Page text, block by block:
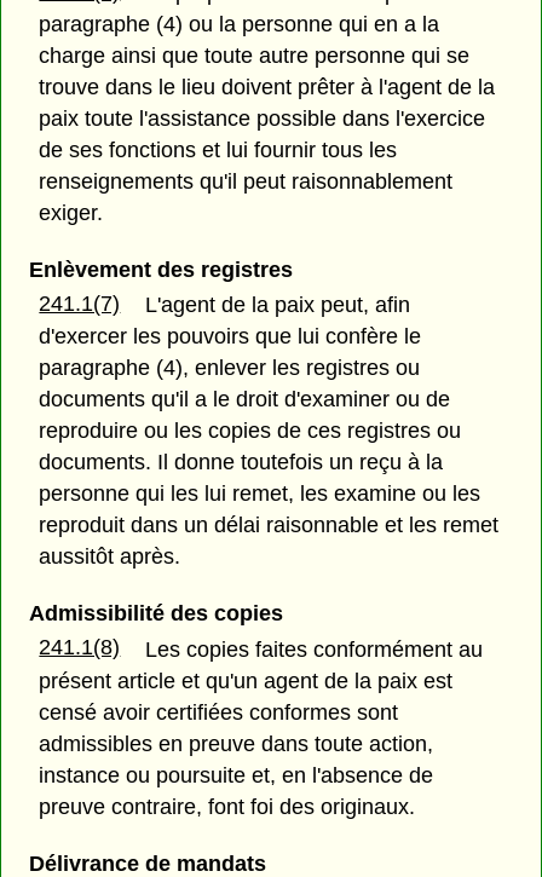
paragraphe (4) ou la personne qui en a la
charge ainsi que toute autre personne qui se
trouve dans le lieu doivent prêter à l'agent de la
paix toute l'assistance possible dans l'exercice
de ses fonctions et lui fournir tous les
renseignements qu'il peut raisonnablement
exiger.
Enlèvement des registres
241.1(7)
L'agent de la paix peut, afin
d'exercer les pouvoirs que lui confère le
paragraphe (4), enlever les registres ou
documents qu'il a le droit d'examiner ou de
reproduire ou les copies de ces registres ou
documents. Il donne toutefois un reçu à la
personne qui les lui remet, les examine ou les
reproduit dans un délai raisonnable et les remet
aussitôt après.
Admissibilité des copies
241.1(8)
Les copies faites conformément au
présent article et qu'un agent de la paix est
censé avoir certifiées conformes sont
admissibles en preuve dans toute action,
instance ou poursuite et, en l'absence de
preuve contraire, font foi des originaux.
Délivrance de mandats